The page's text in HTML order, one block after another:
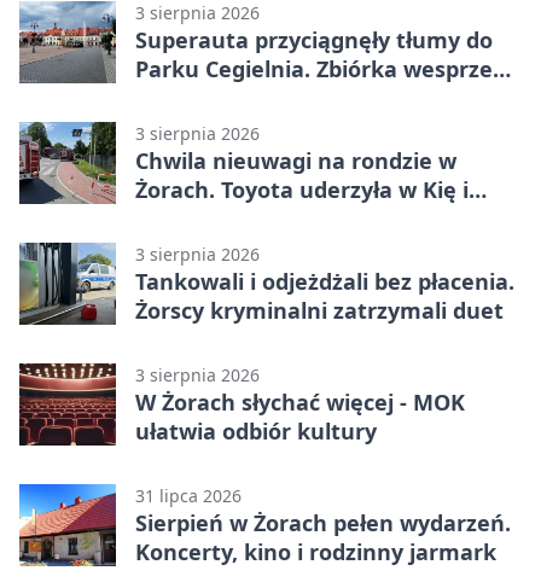
3 sierpnia 2026
Superauta przyciągnęły tłumy do
Parku Cegielnia. Zbiórka wesprze
3 sierpnia 2026
Chwila nieuwagi na rondzie w
Żorach. Toyota uderzyła w Kię i
3 sierpnia 2026
Tankowali i odjeżdżali bez płacenia.
Żorscy kryminalni zatrzymali duet
3 sierpnia 2026
W Żorach słychać więcej - MOK
ułatwia odbiór kultury
31 lipca 2026
Sierpień w Żorach pełen wydarzeń.
Koncerty, kino i rodzinny jarmark